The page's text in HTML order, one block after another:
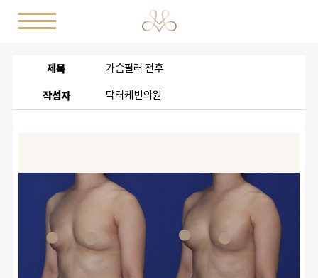
제목 가슴필러 전후
작성자 닥터케빈의원